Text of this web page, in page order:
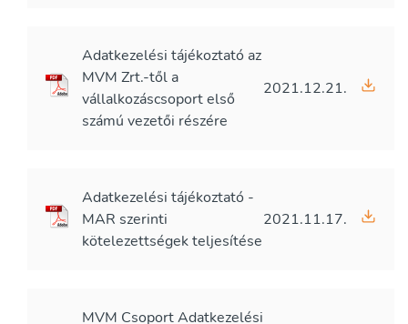
Adatkezelési tájékoztató az
MVM Zrt.-től a
vállalkozáscsoport első
számú vezetői részére
2021.12.21.
Adatkezelési tájékoztató -
MAR szerinti
kötelezettségek teljesítése
2021.11.17.
MVM Csoport Adatkezelési